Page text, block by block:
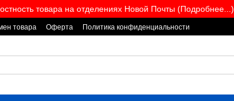
товара на отделениях Новой Почты (Подробнее...)
товара Оферта Политика конфиденциальности